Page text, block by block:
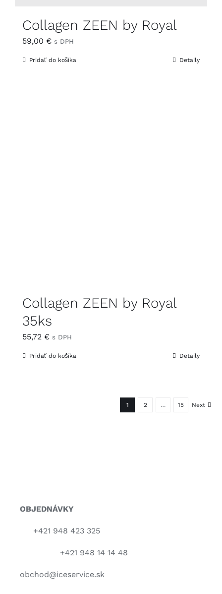
Collagen ZEEN by Royal
59,00 € s DPH
Pridať do košíka Detaily
Collagen ZEEN by Royal
35ks
55,72 € s DPH
Pridať do košíka Detaily
1 2 … 15 Next
OBJEDNÁVKY
+421 948 423 325
+421 948 14 14 48
obchod@iceservice.sk